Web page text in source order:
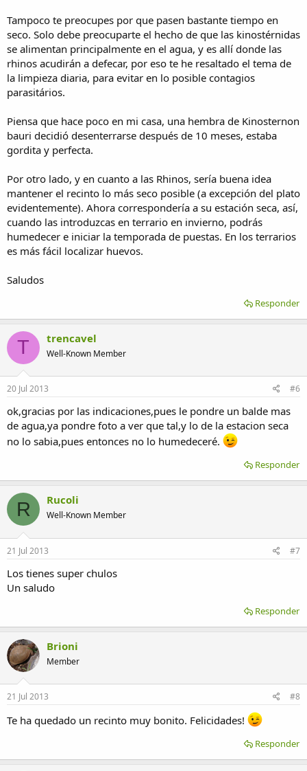
Tampoco te preocupes por que pasen bastante tiempo en
seco. Solo debe preocuparte el hecho de que las kinostérnidas
se alimentan principalmente en el agua, y es allí donde las
rhinos acudirán a defecar, por eso te he resaltado el tema de
la limpieza diaria, para evitar en lo posible contagios
parasitários.
Piensa que hace poco en mi casa, una hembra de Kinosternon
bauri decidió desenterrarse después de 10 meses, estaba
gordita y perfecta.
Por otro lado, y en cuanto a las Rhinos, sería buena idea
mantener el recinto lo más seco posible (a excepción del plato
evidentemente). Ahora correspondería a su estación seca, así,
cuando las introduzcas en terrario en invierno, podrás
humedecer e iniciar la temporada de puestas. En los terrarios
es más fácil localizar huevos.
Saludos
Responder
T trencavel
Well-Known Member
20 Jul 2013 #6
ok,gracias por las indicaciones,pues le pondre un balde mas
de agua,ya pondre foto a ver que tal,y lo de la estacion seca
no lo sabia,pues entonces no lo humedeceré.
Responder
R Rucoli
Well-Known Member
21 Jul 2013 #7
Los tienes super chulos
Un saludo
Responder
Brioni
Member
21 Jul 2013 #8
Te ha quedado un recinto muy bonito. Felicidades!
Responder